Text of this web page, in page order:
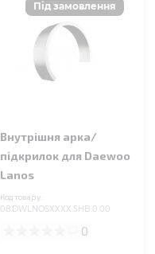
Внутрішня арка/
підкрилок для Daewoo
Lanos
Код товару:
08.DWLNOSXXXX.5HB.0.00
0